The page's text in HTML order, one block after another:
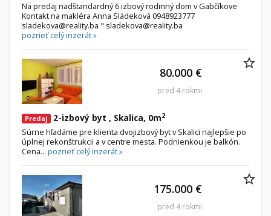
Na predaj nadštandardný 6 izbový rodinný dom v Gabčíkove
Kontakt na makléra Anna Sládeková 0948923777
sladekova@reality.ba " sladekova@reality.ba
pozrieť celý inzerát »
Predaj 2-izbový byt , Skalica, 0m2
Súrne hľadáme pre klienta dvojizbový byt v Skalici najlepšie po
úplnej rekonštrukcii a v centre mesta. Podnienkou je balkón.
Cena... pozrieť celý inzerát »
80.000 €
pred 4 rokmi
175.000 €
pred 4 rokmi